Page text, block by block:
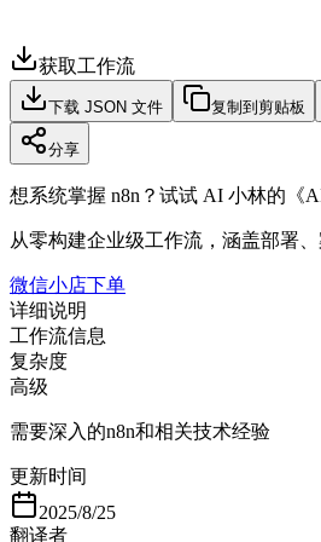
获取工作流
下载 JSON 文件 复制到剪贴板
分享
想系统掌握 n8n？试试 AI 小林的《
从零构建企业级工作流，涵盖部署
微信小店下单
详细说明
工作流信息
复杂度
高级
需要深入的n8n和相关技术经验
更新时间
2025/8/25
翻译者